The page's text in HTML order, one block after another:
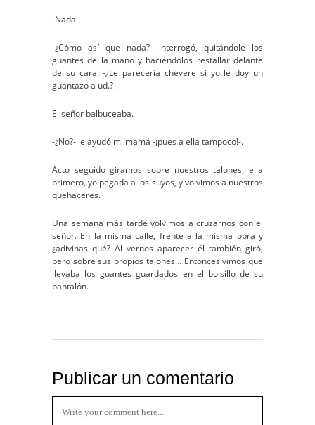
-Nada
-¿Cómo así que nada?- interrogó, quitándole los
guantes de la mano y haciéndolos restallar delante
de su cara: -¿Le parecería chévere si yo le doy un
guantazo a ud.?-.
El señor balbuceaba.
-¿No?- le ayudó mi mamá -¡pues a ella tampoco!-.
Acto seguido giramos sobre nuestros talones, ella
primero, yo pegada a los suyos, y volvimos a nuestros
quehaceres.
Una semana más tarde volvimos a cruzarnos con el
señor. En la misma calle, frente a la misma obra y
¿adivinas qué? Al vernos aparecer él también giró,
pero sobre sus propios talones… Entonces vimos que
llevaba los guantes guardados en el bolsillo de su
pantalón.
Publicar un comentario